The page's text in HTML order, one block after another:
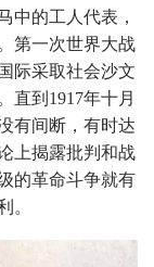
中的工人代表，
第一次世界大战
际采取社会沙文
直到1917年十月
有间断，有时达
上揭露批判和战
的革命斗争就有
。